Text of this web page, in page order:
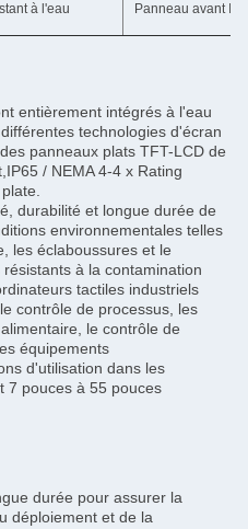
à l'eau Panneau avant
entièrement intégrés à l'eau
technologies d'écran
panneaux plats TFT-LCD de
/ NEMA 4-4 x Rating
durabilité et longue durée de
environnementales telles
les éclaboussures et le
à la contamination
tactiles industriels
contrôle de processus, les
le contrôle de
équipements
d'utilisation dans les
7 pouces à 55 pouces
durée pour assurer la
déploiement et de la